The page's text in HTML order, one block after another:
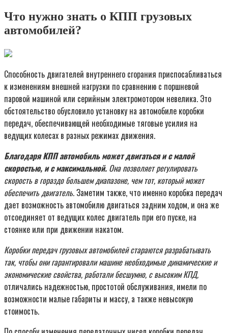
Что нужно знать о КПП грузовых
автомобилей?
Способность двигателей внутреннего сгорания приспосабливаться
к изменениям внешней нагрузки по сравнению с поршневой
паровой машиной или серийным электромотором невелика. Это
обстоятельство обусловило установку на автомобиле коробки
передач, обеспечивающей необходимые тяговые усилия на
ведущих колесах в разных режимах движения.
Благодаря КПП автомобиль может двигаться и с малой
скоростью, и с максимальной. Она позволяет регулировать
скорость в гораздо большем диапазоне, чем тот, который может
обеспечить двигатель.Заметим также, что именно коробка передач
дает возможность автомобилю двигаться задним ходом, и она же
отсоединяет от ведущих колес двигатель при его пуске, на
стоянке или при движении накатом.
Коробки передач грузовых автомобилей стараются разрабатывать
так, чтобы они гарантировали машине необходимые динамические и
экономические свойства, работали бесшумно, с высоким КПД,
отличались надежностью, простотой обслуживания, имели по
возможности малые габариты и массу, а также невысокую
стоимость.